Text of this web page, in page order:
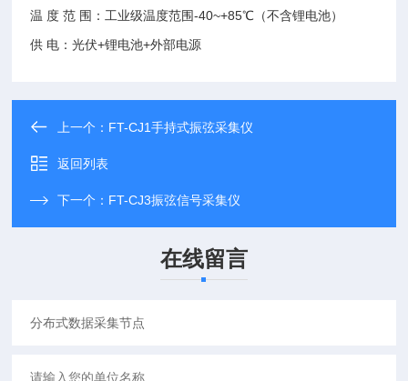
温 度 范 围：⼯业级温度范围-40~+85℃（不含锂电池）
供 电：光伏+锂电池+外部电源
上一个： FT-CJ1⼿持式振弦采集仪
返回列表
下一个： FT-CJ3振弦信号采集仪
在线留言